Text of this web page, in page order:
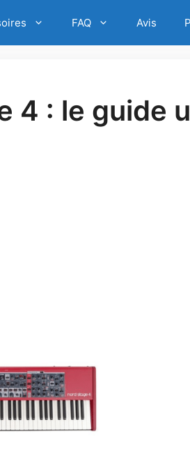
FAQ Avis
4 : le guide